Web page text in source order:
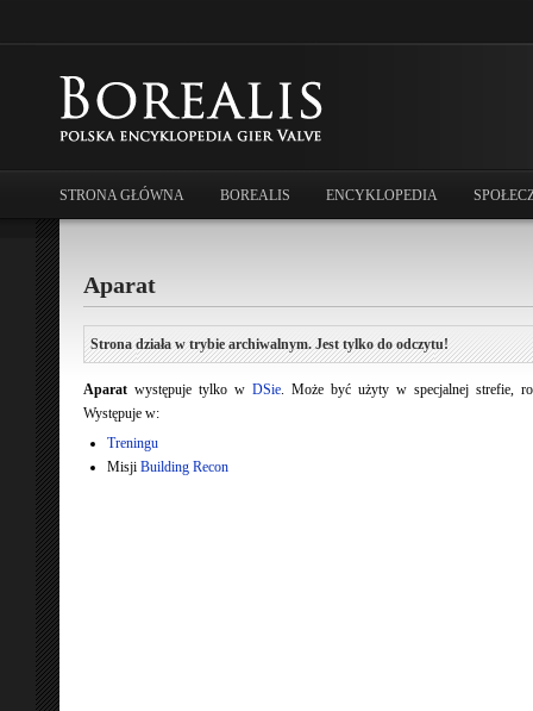
STRONA GŁÓWNA BOREALIS ENCYKLOPEDIA
Aparat
Strona działa w trybie archiwalnym. Jest tylko do odczytu!
Aparat występuje tylko w DSie. Może być użyty w specjalnej strefie,
Występuje w:
Treningu
Misji Building Recon